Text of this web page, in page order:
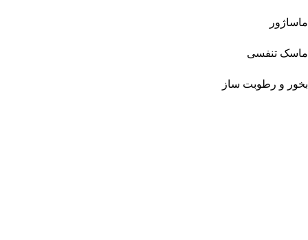
ماساژور
ماسک تنفسی
بخور و رطوبت ساز